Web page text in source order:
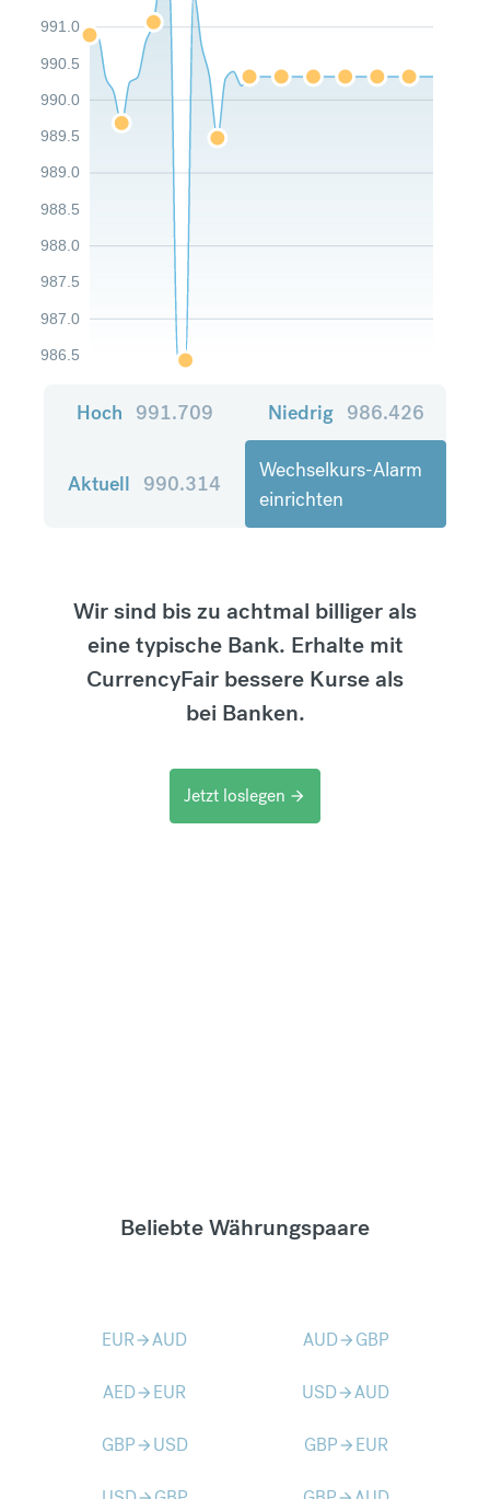
986.5
987.0
987.5
988.0
988.5
989.0
989.5
990.0
990.5
991.0
Hoch 991.709 Niedrig 986.426
Aktuell 990.314
Wechselkurs-Alarm
einrichten
Wir sind bis zu achtmal billiger als
eine typische Bank. Erhalte mit
CurrencyFair bessere Kurse als
bei Banken.
Jetzt loslegen arrow_forward
Beliebte Währungspaare
EURarrow_forwardAUD AUDarrow_forward GBP
AEDarrow_forward EUR USDarrow_forwardAUD
GBParrow_forward USD GBParrow_forward EUR